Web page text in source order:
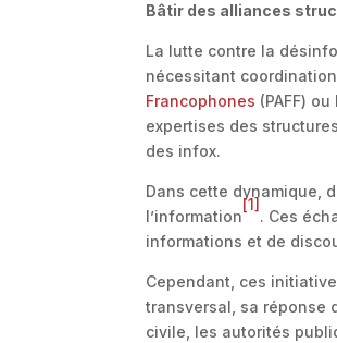
Bâtir des alliances
La lutte contre la
nécessitant
Francophones (PAFF) ou
expertises des
des infox.
Dans cette dynamique,
l’information
[1]
. Ces
informations et de
Cependant, ces
transversal, sa réponse
civile, les autorités